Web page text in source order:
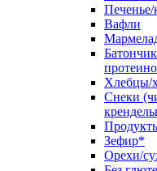
Печенье/
Вафли
Хлебцы/
Снеки
Зефир*
Орехи/